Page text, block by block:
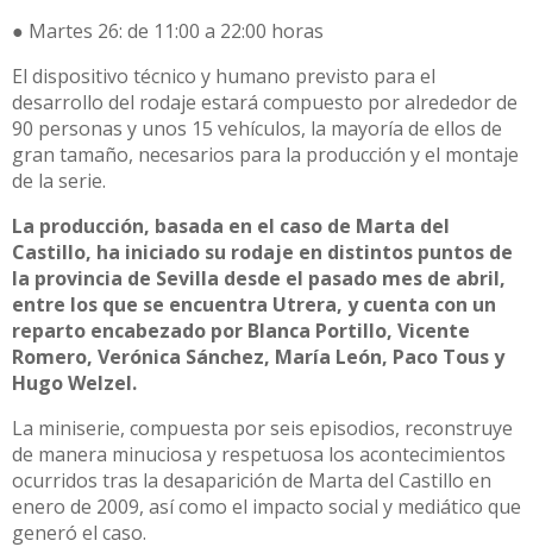
● Martes 26: de 11:00 a 22:00 horas
El dispositivo técnico y humano previsto para el
desarrollo del rodaje estará compuesto por alrededor de
90 personas y unos 15 vehículos, la mayoría de ellos de
gran tamaño, necesarios para la producción y el montaje
de la serie.
La producción, basada en el caso de Marta del
Castillo, ha iniciado su rodaje en distintos puntos de
la provincia de Sevilla desde el pasado mes de abril,
entre los que se encuentra Utrera, y cuenta con un
reparto encabezado por Blanca Portillo, Vicente
Romero, Verónica Sánchez, María León, Paco Tous y
Hugo Welzel.
La miniserie, compuesta por seis episodios, reconstruye
de manera minuciosa y respetuosa los acontecimientos
ocurridos tras la desaparición de Marta del Castillo en
enero de 2009, así como el impacto social y mediático que
generó el caso.